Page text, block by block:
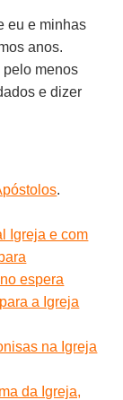
eu e minhas
anos.
pelo menos
e dizer
.
Igreja e com
espera
a Igreja
na Igreja
da Igreja,